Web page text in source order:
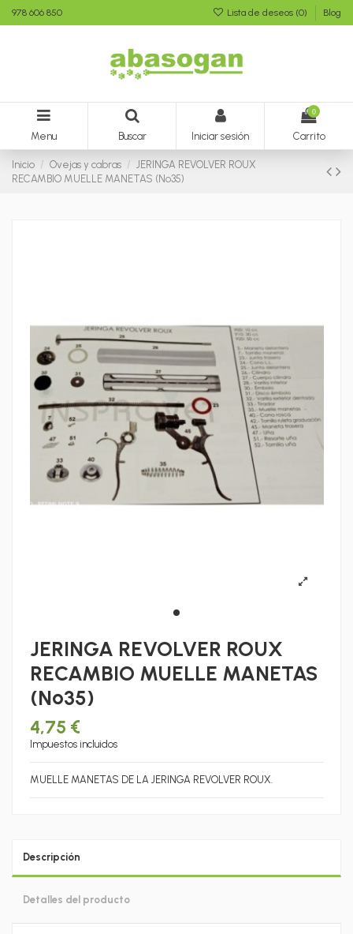
978 606 850 Lista de deseos (0) Blog
Menu Buscar Iniciar sesión
0
Carrito
Inicio Ovejas y cabras
JERINGA REVOLVER ROUX
RECAMBIO MUELLE MANETAS (Nº35)
JERINGA REVOLVER ROUX
RECAMBIO MUELLE MANETAS
(Nº35)
4,75 €
Impuestos incluidos
MUELLE MANETAS DE LA JERINGA REVOLVER ROUX.
Descripción
Detalles del producto